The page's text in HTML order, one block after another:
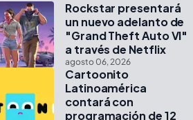
Rockstar presentará
un nuevo adelanto de
"Grand Theft Auto VI"
a través de Netflix
agosto 06, 2026
Cartoonito
Latinoamérica
contará con
programación de 12